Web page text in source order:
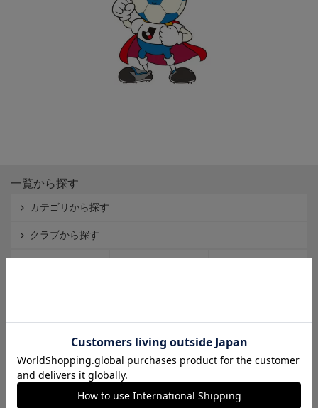
一覧から探す
カテゴリから探す
クラブから探す
個人情報保護方針
Cookieポリシー